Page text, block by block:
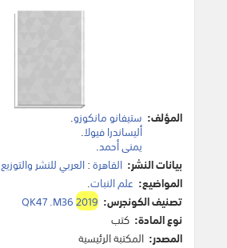
المؤلف: ستيفانو مانكوزو.
أليساندرا فيولا.
يمنى أحمد.
بيانات النشر: القاهرة:العربي للنشر والتوزيع
المواضيع: علم النبات.
تصنيف الكونجرس:
QK47 .M362019
نوع المادة: كتب
المصدر: المكتبة الرئيسية